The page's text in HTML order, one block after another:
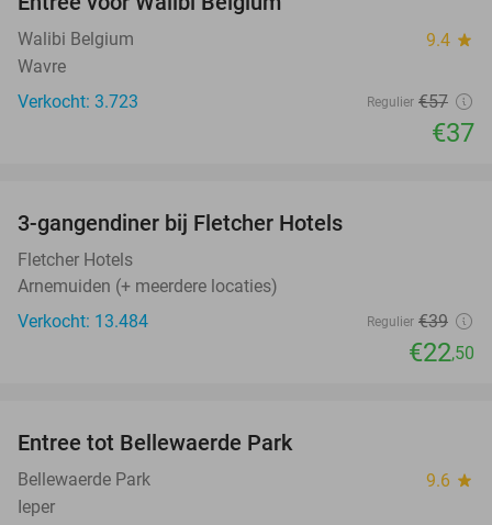
Walibi Belgium 9.4 star
Wavre
Verkocht: 3.723
Regulier €57
€37
3-gangendiner bij Fletcher Hotels
Fletcher Hotels
Arnemuiden (+ meerdere locaties)
Verkocht: 13.484
Regulier €39
€22,50
Entree tot Bellewaerde Park
Bellewaerde Park 9.6 star
Ieper